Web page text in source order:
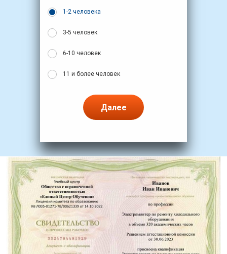
1-2 человека
3-5 человек
6-10 человек
11 и более человек
Далее